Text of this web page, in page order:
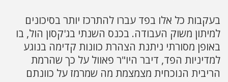
בעקבות כל אלו בפד עברו להתרכז יותר בסיכונים
למיתון משוק העבודה. בכנס השנתי בג'קסון הול, בו
באופן מסורתי ניתנת הצהרת כוונות קדימה בנוגע
למדיניות הפד, דיבר היו"ר פאוול על כך שהרמת
הריבית הנוכחית מצמצמת מה שמרמז על כוונתם